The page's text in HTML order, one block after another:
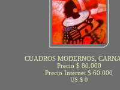
CUADROS MODERNOS,
Precio $ 80.000
Precio Internet $ 60.000
US $ 0